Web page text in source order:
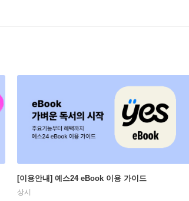
[이용안내] 예스24 eBook 이용 가이드
상시